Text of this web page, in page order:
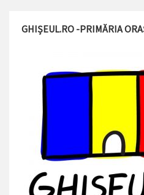
GHIȘEUL.RO -PRIMĂRIA